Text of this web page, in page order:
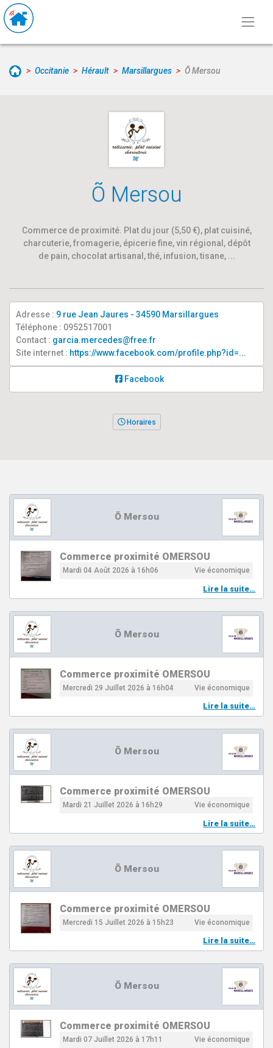
Occitanie Hérault Marsillargues Õ Mersou
Õ Mersou
Commerce de proximité. Plat du jour (5,50 €), plat cuisiné,
charcuterie, fromagerie, épicerie fine, vin régional, dépôt
de pain, chocolat artisanal, thé, infusion, tisane, ...
Adresse : 9 rue Jean Jaures - 34590 Marsillargues
Téléphone : 0952517001
Contact : garcia.mercedes@free.fr
Site internet : https://www.facebook.com/profile.php?id=...
Facebook
Horaires
Õ Mersou
Commerce proximité OMERSOU
Mardi 04 Août 2026 à 16h06 Vie économique
Lire la suite…
Õ Mersou
Commerce proximité OMERSOU
Mercredi 29 Juillet 2026 à 16h04 Vie économique
Lire la suite…
Õ Mersou
Commerce proximité OMERSOU
Mardi 21 Juillet 2026 à 16h29 Vie économique
Lire la suite…
Õ Mersou
Commerce proximité OMERSOU
Mercredi 15 Juillet 2026 à 15h23 Vie économique
Lire la suite…
Õ Mersou
Commerce proximité OMERSOU
Mardi 07 Juillet 2026 à 17h11 Vie économique